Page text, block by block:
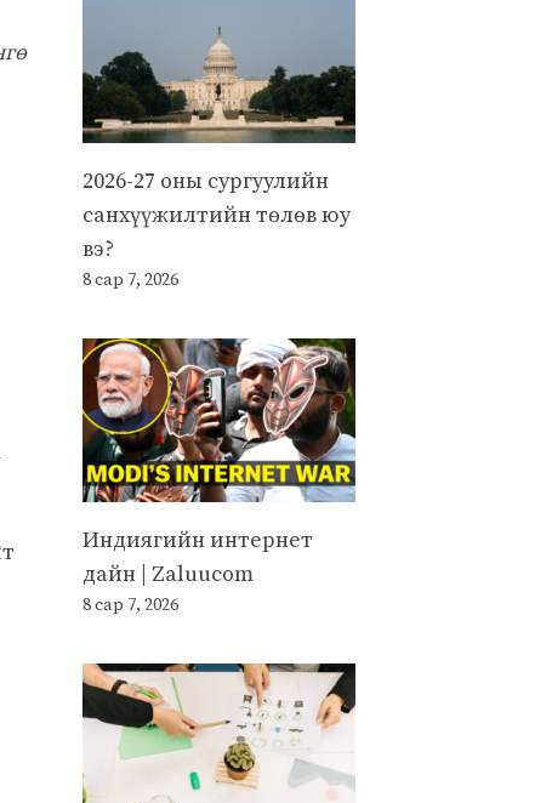
2026-27 оны сургуулийн
санхүүжилтийн төлөв юу
вэ?
8 сар 7, 2026
Индиягийн интернет
дайн | Zaluucom
8 сар 7, 2026